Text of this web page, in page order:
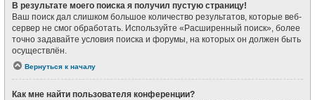
В результате моего поиска я получил пустую страницу!
Ваш поиск дал слишком большое количество результатов, которые веб-
сервер не смог обработать. Используйте «Расширенный поиск», более
точно задавайте условия поиска и форумы, на которых он должен быть
осуществлён.
Вернуться к началу
Как мне найти пользователя конференции?